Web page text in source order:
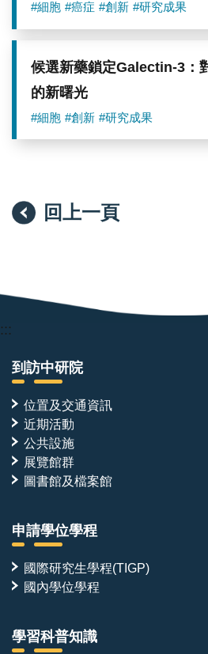
#細胞 #癌症 #創新 #研究成果
候選新藥鎖定Galectin-3：
的新曙光
#細胞 #創新 #研究成果
回上一頁
:::
到訪中研院
位置及交通資訊
近期活動
公共設施
展覽館群
圖書館及檔案館
申請學位學程
國際研究生學程(TIGP)
國內學位學程
學習科普知識